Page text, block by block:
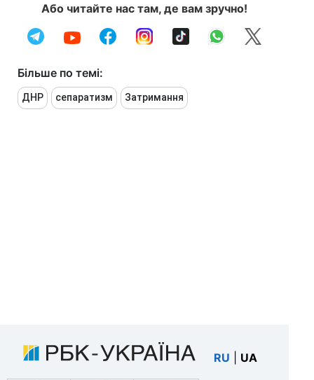
Або читайте нас там, де вам зручно!
Більше по темі:
ДНР сепаратизм Затримання
RU UA